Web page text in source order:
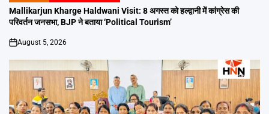
IN
Mallikarjun Kharge Haldwani Visit: 8 अगस्त को हल्द्वानी में कांग्रेस की
परिवर्तन जनसभा, BJP ने बताया ‘Political Tourism’
on
August 5, 2026